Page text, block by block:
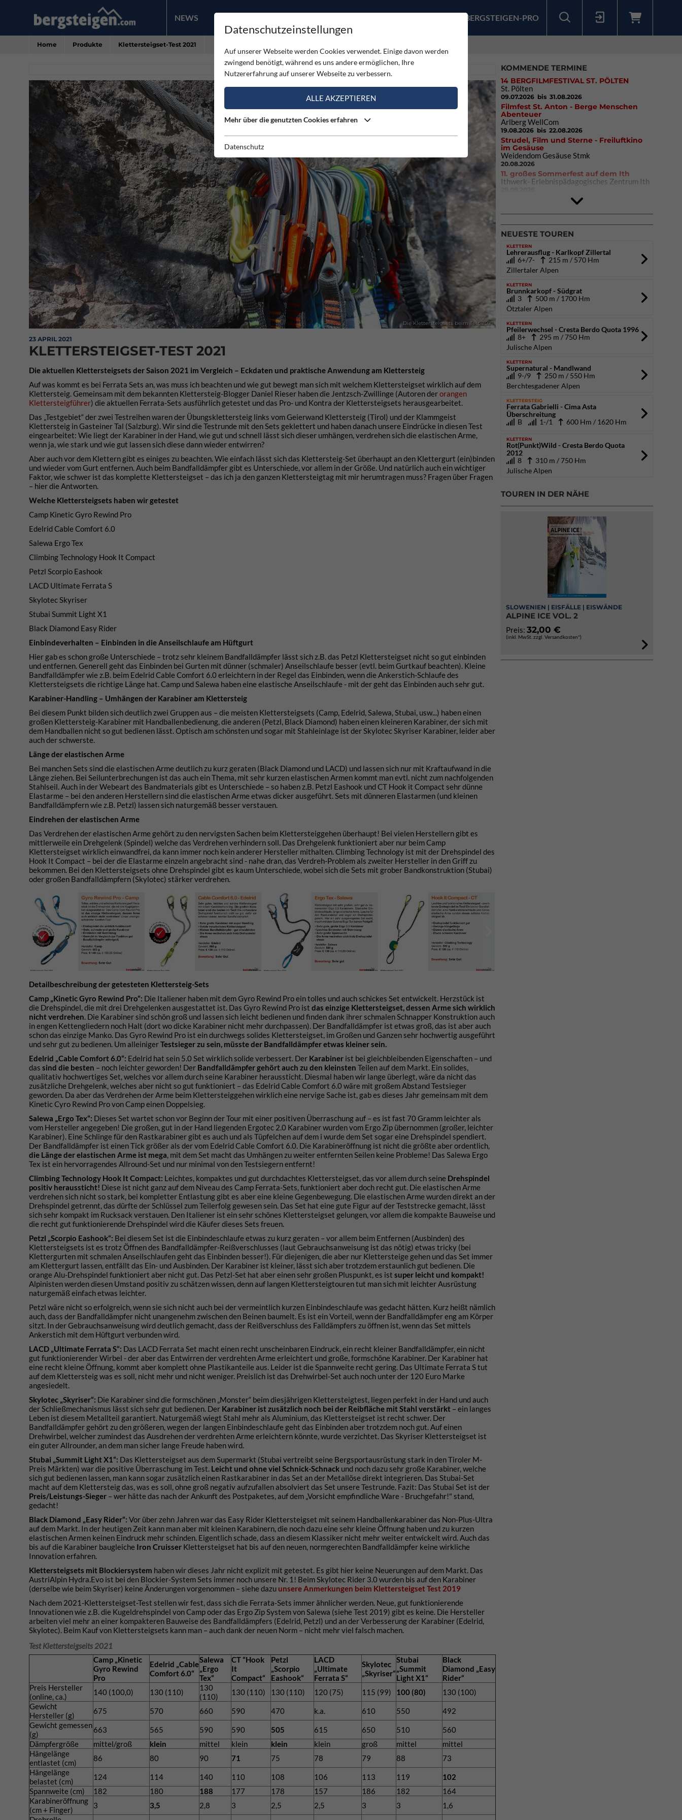
NEWS PRODUKTE BERGSTEIGEN-PRO
Home Produkte Klettersteigset-Test 2021
Die Klettersteigsets beim Test 2021
23 APRIL 2021
KLETTERSTEIGSET-TEST 2021
Die aktuellen Klettersteigsets der Saison 2021 im Vergleich – Eckdaten und praktische Anwendung am Klettersteig
Auf was kommt es bei Ferrata Sets an, was muss ich beachten und wie gut bewegt man sich mit welchem Klettersteigset wirklich auf dem
Klettersteig. Gemeinsam mit dem bekannten Klettersteig-Blogger Daniel Rieser haben die Jentzsch-Zwillinge (Autoren derorangen
Klettersteigführer) die aktuellen Ferrata-Sets ausführlich getestet und das Pro- und Kontra der Klettersteigsets herausgearbeitet.
Das „Testgebiet“ der zwei Testreihen waren der Übungsklettersteig links vom Geierwand Klettersteig (Tirol) und der Klammgeist
Klettersteig in Gasteiner Tal (Salzburg). Wir sind die Testrunde mit den Sets geklettert und haben danach unsere Eindrücke in diesen Test
eingearbeitet: Wie liegt der Karabiner in der Hand, wie gut und schnell lässt sich dieser umhängen, verdrehen sich die elastischen Arme,
wenn ja, wie stark und wie gut lassen sich diese dann wieder entwirren?
Aber auch vor dem Klettern gibt es einiges zu beachten. Wie einfach lässt sich das Klettersteig-Set überhaupt an den Klettergurt (ein)binden
und wieder vom Gurt entfernen. Auch beim Bandfalldämpfer gibt es Unterschiede, vor allem in der Größe. Und natürlich auch ein wichtiger
Faktor, wie schwer ist das komplette Klettersteigset – das ich ja den ganzen Klettersteigtag mit mir herumtragen muss? Fragen über Fragen
– hier die Antworten.
Welche Klettersteigsets haben wir getestet
Camp Kinetic Gyro Rewind Pro
Edelrid Cable Comfort 6.0
Salewa Ergo Tex
Climbing Technology Hook It Compact
Petzl Scorpio Eashook
LACD Ultimate Ferrata S
Skylotec Skyriser
Stubai Summit Light X1
Black Diamond Easy Rider
Einbindeverhalten – Einbinden in die Anseilschlaufe am Hüftgurt
Hier gab es schon große Unterschiede – trotz sehr kleinem Bandfalldämpfer lässt sich z.B. das Petzl Klettersteigset nicht so gut einbinden
und entfernen. Generell geht das Einbinden bei Gurten mit dünner (schmaler) Anseilschlaufe besser (evtl. beim Gurtkauf beachten). Kleine
Bandfalldämpfer wie z.B. beim Edelrid Cable Comfort 6.0 erleichtern in der Regel das Einbinden, wenn die Ankerstich-Schlaufe des
Klettersteigsets die richtige Länge hat. Camp und Salewa haben eine elastische Anseilschlaufe - mit der geht das Einbinden auch sehr gut.
Karabiner-Handling – Umhängen der Karabiner am Klettersteig
Bei diesem Punkt bilden sich deutlich zwei Gruppen aus – die meisten Klettersteigsets (Camp, Edelrid, Salewa, Stubai, usw...) haben einen
großen Klettersteig-Karabiner mit Handballenbedienung, die anderen (Petzl, Black Diamond) haben einen kleineren Karabiner, der sich mit
dem Handballen nicht so gut bedienen lässt. Optisch am schönsten und sogar mit Stahleinlage ist der Skylotec Skyriser Karabiner, leider aber
auch der schwerste.
Länge der elastischen Arme
Bei manchen Sets sind die elastischen Arme deutlich zu kurz geraten (Black Diamond und LACD) und lassen sich nur mit Kraftaufwand in die
Länge ziehen. Bei Seilunterbrechungen ist das auch ein Thema, mit sehr kurzen elastischen Armen kommt man evtl. nicht zum nachfolgenden
Stahlseil. Auch in der Webeart des Bandmaterials gibt es Unterschiede – so haben z.B. Petzl Eashook und CT Hook it Compact sehr dünne
Elastarme – bei den anderen Herstellern sind die elastischen Arme etwas dicker ausgeführt. Sets mit dünneren Elastarmen (und kleinen
Bandfalldämpfern wie z.B. Petzl) lassen sich naturgemäß besser verstauen.
Eindrehen der elastischen Arme
Das Verdrehen der elastischen Arme gehört zu den nervigsten Sachen beim Klettersteiggehen überhaupt! Bei vielen Herstellern gibt es
mittlerweile ein Drehgelenk (Spindel) welche das Verdrehen verhindern soll. Das Drehgelenk funktioniert aber nur beim Camp
Klettersteigset wirklich einwandfrei, da kann immer noch kein anderer Hersteller mithalten. Climbing Technology ist mit der Drehspindel des
Hook It Compact – bei der die Elastarme einzeln angebracht sind - nahe dran, das Verdreh-Problem als zweiter Hersteller in den Griff zu
bekommen. Bei den Klettersteigsets ohne Drehspindel gibt es kaum Unterschiede, wobei sich die Sets mit grober Bandkonstruktion (Stubai)
oder großen Bandfalldämpfern (Skylotec) stärker verdrehen.
Detailbeschreibung der getesteten Klettersteig-Sets
Camp „Kinetic Gyro Rewind Pro“: Die Italiener haben mit dem Gyro Rewind Pro ein tolles und auch schickes Set entwickelt. Herzstück ist
die Drehspindel, die mit drei Drehgelenken ausgestattet ist. Das Gyro Rewind Pro ist das einzige Klettersteigset, dessen Arme sich wirklich
nicht verdrehen. Die Karabiner sind schön groß und lassen sich leicht bedienen und finden dank ihrer schmalen Schnapper Konstruktion auch
in engen Kettengliedern noch Halt (dort wo dicke Karabiner nicht mehr durchpassen). Der Bandfalldämpfer ist etwas groß, das ist aber auch
schon das einzige Manko. Das Gyro Rewind Pro ist ein durchwegs solides Klettersteigset, im Großen und Ganzen sehr hochwertig ausgeführt
und sehr gut zu bedienen. Um alleinigerTestsiegerzu sein, müsste der Bandfalldämpfer etwas kleiner sein.
Edelrid „Cable Comfort6.0“: Edelrid hat sein 5.0 Set wirklich solide verbessert. Der Karabiner ist bei gleichbleibenden Eigenschaften – und
das sind die besten – noch leichter geworden! Der Bandfalldämpfer gehört auch zu den kleinsten Teilen auf dem Markt. Ein solides,
qualitativ hochwertiges Set, welches vor allem durch seine Karabiner heraussticht. Diesmal haben wir lange überlegt, wäre da nicht das
zusätzliche Drehgelenk, welches aber nicht so gut funktioniert – das Edelrid Cable Comfort 6.0 wäre mit großem Abstand Testsieger
geworden. Da aber das Verdrehen der Arme beim Klettersteiggehen wirklich eine nervige Sache ist, gab es dieses Jahr gemeinsam mit dem
Kinetic Cyro Rewind Pro von Camp einen Doppelsieg.
Salewa „Ergo Tex“: Dieses Set wartet schon vor Beginn der Tour mit einer positiven Überraschung auf – es ist fast 70 Gramm leichter als
vom Hersteller angegeben! Die großen, gut in der Hand liegenden Ergotec 2.0 Karabiner wurden vom Ergo Zip übernommen (großer, leichter
Karabiner). Eine Schlinge für den Rastkarabiner gibt es auch und als Tüpfelchen auf dem i wurde dem Set sogar eine Drehspindel spendiert.
Der Bandfalldämpfer ist einen Tick größer als der vom Edelrid Cable Comfort 6.0. Die Karabineröffnung ist nicht die größte aber ordentlich,
die Länge der elastischen Arme ist mega, mit dem Set macht das Umhängen zu weiter entfernten Seilen keine Probleme! Das Salewa Ergo
Tex ist ein hervorragendes Allround-Set und nur minimal von den Testsiegern entfernt!
Climbing Technology Hook It Compact: Leichtes, kompaktes und gut durchdachtes Klettersteigset, das vor allem durch seine Drehspindel
positiv heraussticht! Diese ist nicht ganz auf dem Niveau des Camp Ferrata-Sets, funktioniert aber doch recht gut. Die elastischen Arme
verdrehen sich nicht so stark, bei kompletter Entlastung gibt es aber eine kleine Gegenbewegung. Die elastischen Arme wurden direkt an der
Drehspindel getrennt, das dürfte der Schlüssel zum Teilerfolg gewesen sein. Das Set hat eine gute Figur auf der Teststrecke gemacht, lässt
sich sehr kompakt im Rucksack verstauen. Den Italiener ist ein sehr schönes Klettersteigset gelungen, vor allem die kompakte Bauweise und
die recht gut funktionierende Drehspindel wird die Käufer dieses Sets freuen.
Petzl „Scorpio Eashook“: Bei diesem Set ist die Einbindeschlaufe etwas zu kurz geraten – vor allem beim Entfernen (Ausbinden) des
Klettersteigsets ist es trotz Öffnen des Bandfalldämpfer-Reißverschlusses (laut Gebrauchsanweisung ist das nötig) etwas tricky (bei
Klettergurten mit schmalen Anseilschlaufen geht das Einbinden besser!). Für diejenigen, die aber nur Klettersteige gehen und das Set immer
am Klettergurt lassen, entfällt das Ein- und Ausbinden. Der Karabiner ist kleiner, lässt sich aber trotzdem erstaunlich gut bedienen. Die
orange Alu-Drehspindel funktioniert aber nicht gut. Das Petzl-Set hat aber einen sehr großen Pluspunkt, es ist super leicht und kompakt!
Alpinisten werden diesen Umstand positiv zu schätzen wissen, denn auf langen Klettersteigtouren tut man sich mit leichter Ausrüstung
naturgemäß einfach etwas leichter.
Petzl wäre nicht so erfolgreich, wenn sie sich nicht auch bei der vermeintlich kurzen Einbindeschlaufe was gedacht hätten. Kurz heißt nämlich
auch, dass der Bandfalldämpfer nicht unangenehm zwischen den Beinen baumelt. Es ist ein Vorteil, wenn der Bandfalldämpfer eng am Körper
sitzt. In der Gebrauchsanweisung wird deutlich gemacht, dass der Reißverschluss des Falldämpfers zu öffnen ist, wenn das Set mittels
Ankerstich mit dem Hüftgurt verbunden wird.
LACD „Ultimate Ferrata S“: Das LACD Ferrata Set macht einen recht unscheinbaren Eindruck, ein recht kleiner Bandfalldämpfer, ein nicht
gut funktionierender Wirbel - der aber das Entwirren der verdrehten Arme erleichtert und große, formschöne Karabiner. Der Karabiner hat
eine recht kleine Öffnung, kommt aber komplett ohne Plastikanteile aus. Leider ist die Spannweite recht gering. Das Ultimate Ferrata S tut
auf dem Klettersteig was es soll, nicht mehr und nicht weniger. Preislich ist das Drehwirbel-Set auch noch unter der 120 Euro Marke
angesiedelt.
Skylotec „Skyriser“: Die Karabiner sind die formschönen „Monster“ beim diesjährigen Klettersteigtest, liegen perfekt in der Hand und auch
der Schließmechanismus lässt sich sehr gut bedienen. Der Karabiner ist zusätzlich noch bei der Reibfläche mit Stahl verstärkt – ein langes
Leben ist diesem Metallteil garantiert. Naturgemäß wiegt Stahl mehr als Aluminium, das Klettersteigset ist recht schwer. Der
Bandfalldämpfer gehört zu den größeren, wegen der langen Einbindeschlaufe geht das Einbinden aber trotzdem noch gut. Auf einen
Drehwirbel, welcher zumindest das Ausdrehen der verdrehten Arme erleichtern könnte, wurde verzichtet. Das Skyriser Klettersteigset ist
ein guter Allrounder, an dem man sicher lange Freude haben wird.
Stubai „Summit Light X1“: Das Klettersteigset aus dem Supermarkt (Stubai vertreibt seine Bergsportausrüstung stark in den Tiroler M-
Preis Märkten) war die positive Überraschung im Test. Leicht und ohne viel Schnick-Schnack und noch dazu sehr große Karabiner, welche
sich gut bedienen lassen, man kann sogar zusätzlich einen Rastkarabiner in das Set an der Metallöse direkt integrieren. Das Stubai-Set
macht auf dem Klettersteig das, was es soll, ohne groß negativ aufzufallen absolviert das Set unsere Testrunde. Fazit: Das Stubai Set ist der
Preis/Leistungs-Sieger – wer hätte das nach der Ankunft des Postpaketes, auf dem „Vorsicht empfindliche Ware - Bruchgefahr!" stand,
gedacht!
Black Diamond „Easy Rider“: Vor über zehn Jahren war das Easy Rider Klettersteigset mit seinem Handballenkarabiner das Non-Plus-Ultra
auf dem Markt. In der heutigen Zeit kann man aber mit kleinen Karabinern, die noch dazu eine sehr kleine Öffnung haben und zu kurzen
elastischen Armen keinen Eindruck mehr schinden. Eigentlich schade, dass an diesem Klassiker nicht mehr weiter entwickelt wird. Auch das
bis auf die Karabiner baugleiche Iron Cruisser Klettersteigset hat bis auf den neuen, normgerechten Bandfalldämpfer keine wirkliche
Innovation erfahren.
Klettersteigsets mit Blockiersystem haben wir dieses Jahr nicht explizit mit getestet. Es gibt hier keine Neuerungen auf dem Markt. Das
AustriAlpin Hydra.Evo ist bei den Blockier-System Sets immer noch unsere Nr. 1! Beim Skylotec Rider 3.0 wurden bis auf den Karabiner
(derselbe wie beim Skyriser) keine Änderungen vorgenommen – siehe dazu unsere Anmerkungen beim Klettersteigset Test 2019
Nach dem 2021-Klettersteigset-Test stellen wir fest, dass sich die Ferrata-Sets immer ähnlicher werden. Neue, gut funktionierende
Innovationen wie z.B. die Kugeldrehspindel von Camp oder das Ergo Zip System von Salewa (siehe Test 2019) gibt es keine. Die Hersteller
arbeiten viel mehr an einer kompakteren Bauweise des Bandfalldämpfers (Edelrid, Petzl) und an der Verbesserung der Karabiner (Edelrid,
Skylotec). Beim Kauf von Klettersteigsets kann man – auch dank der neuen Norm – nicht mehr viel falsch machen.
Test Klettersteigseits 2021
Camp „Kinetic
Gyro Rewind
Pro
Edelrid „Cable
Comfort 6.0“
Salewa
„Ergo
Tex“
CT “Hook
It
Compact“
Petzl
„Scorpio
Eashook“
LACD
„Ultimate
Ferrata S“
Skylotec
„Skyriser“
Stubai
„Summit
Light X1“
Black
Diamond „Easy
Rider“
Preis Hersteller
(online, ca.)
140 (100,0) 130 (110)
130
(110)
130 (110) 130 (110) 120 (75) 115 (99) 100 (80)
130 (100)
Gewicht
Hersteller (g)
675 570 660 590 470 k.a. 610 550
492
Gewicht gemessen
(g)
663 565 590 590 505 615 650 510
560
Dämpfergröße
mittel/groß klein mittel klein klein klein groß mittel
mittel
Hängelänge
entlastet (cm)
86 80 90 71 75 78 79 88
73
Hängelänge
belastet (cm)
124 114 140 110 108 106 113 119
102
Spannweite (cm)
182 180 188 177 178 157 186 182
164
Karabineröffnung
(cm + Finger)
3 3,5 2,8 3 2,5 2,5 3 3
1,6
KOMMENDE TERMINE
14 BERGFILMFESTIVAL ST. PÖLTEN
St. Pölten
09.07.2026 bis 31.08.2026
Filmfest St. Anton - Berge Menschen
Abenteuer
Arlberg WellCom
19.08.2026 bis 22.08.2026
Strudel, Film und Sterne - Freiluftkino
im Gesäuse
Weidendom Gesäuse Stmk
20.08.2026
11. großes Sommerfest auf dem Ith
Ithwerk- Erlebnispädagogisches Zentrum Ith
DAV Kletter- & Boulderzentrum München
Süd (Thalkirchen)
NEUESTE TOUREN
KLETTERN
Lehrerausflug - Karlkopf Zillertal
6+/7-
215 m / 570 Hm
Zillertaler Alpen
KLETTERN
Brunnkarkopf - Südgrat
3
500 m / 1700 Hm
Ötztaler Alpen
KLETTERN
Pfeilerwechsel - Cresta Berdo Quota 1996
8+
295 m / 750 Hm
Julische Alpen
KLETTERN
Supernatural - Mandlwand
9-/9
250 m / 550 Hm
Berchtesgadener Alpen
KLETTERSTEIG
Ferrata Gabrielli - Cima Asta
Überschreitung
B
1-/1 600 Hm / 1620 Hm
KLETTERN
Rot(Punkt)Wild - Cresta Berdo Quota
2012
8
310 m / 750 Hm
Julische Alpen
TOUREN IN DER NÄHE
SLOWENIEN | EISFÄLLE | EISWÄNDE
ALPINE ICE VOL. 2
Preis: 32,00 €
(inkl. MwSt. zzgl. Versandkosten*)
Datenschutzeinstellungen
Auf unserer Webseite werden Cookies verwendet. Einige davon werden
zwingend benötigt, während es uns andere ermöglichen, Ihre
Nutzererfahrung auf unserer Webseite zu verbessern.
ALLE AKZEPTIEREN
Mehr über die genutzten Cookies erfahren
Datenschutz